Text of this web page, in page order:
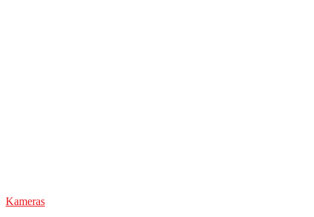
Kameras